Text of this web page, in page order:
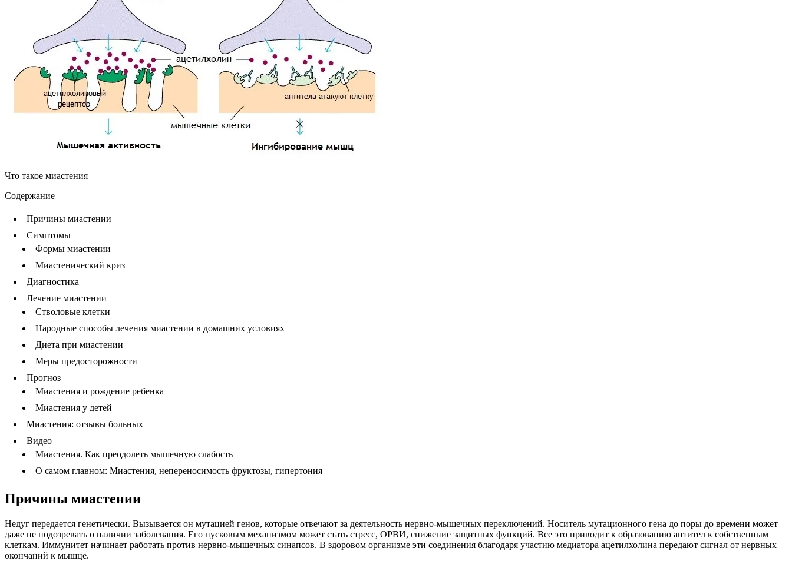
Что такое миастения
Содержание
Причины миастении
Симптомы
Формы миастении
Миастенический криз
Диагностика
Лечение миастении
Стволовые клетки
Народные способы лечения миастении в домашних условиях
Диета при миастении
Меры предосторожности
Прогноз
Миастения и рождение ребенка
Миастения у детей
Миастения: отзывы больных
Видео
Миастения. Как преодолеть мышечную слабость
О самом главном: Миастения, непереносимость фруктозы, гипертония
Причины миастении
Недуг передается генетически. Вызывается он мутацией генов, которые отвечают за деятельность нервно-мышечных переключений. Носитель мутационного гена до поры до времени может
даже не подозревать о наличии заболевания. Его пусковым механизмом может стать стресс, ОРВИ, снижение защитных функций. Все это приводит к образованию антител к собственным
клеткам. Иммунитет начинает работать против нервно-мышечных синапсов. В здоровом организме эти соединения благодаря участию медиатора ацетилхолина передают сигнал от нервных
окончаний к мышце.